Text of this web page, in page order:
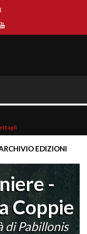
EDIZIONI
-
Coppie
di Pabillonis